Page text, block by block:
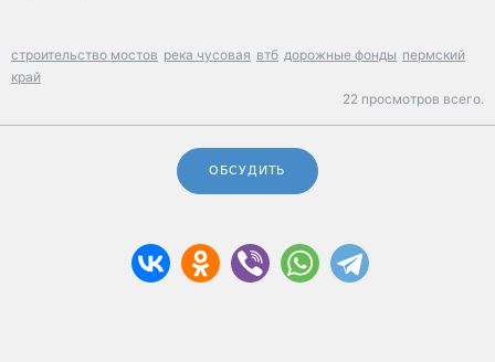
строительство мостов река чусовая втб дорожные фонды пермский
край
22 просмотров всего.
ОБСУДИТЬ